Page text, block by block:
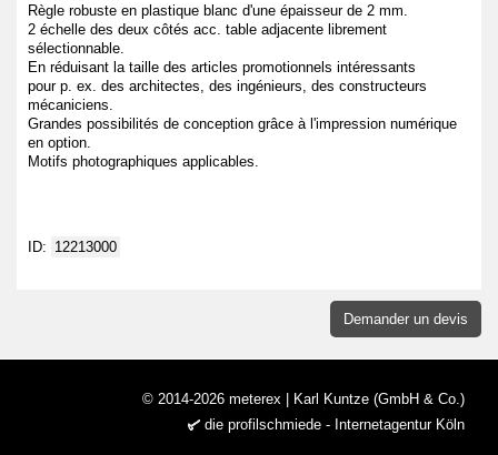
Règle robuste en plastique blanc d'une épaisseur de 2 mm.
2 échelle des deux côtés acc. table adjacente librement
sélectionnable.
En réduisant la taille des articles promotionnels intéressants
pour p. ex. des architectes, des ingénieurs, des constructeurs
mécaniciens.
Grandes possibilités de conception grâce à l'impression numérique
en option.
Motifs photographiques applicables.
ID: 12213000
Demander un devis
© 2014-2026 meterex | Karl Kuntze (GmbH & Co.)
die profilschmiede - Internetagentur Köln